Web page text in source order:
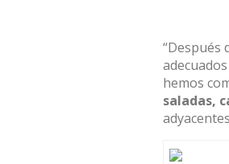
“Después
hemos
saladas,